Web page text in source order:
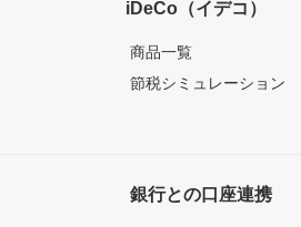
iDeCo（イデコ）
商品一覧
節税シミュレーション
銀行との口座連携